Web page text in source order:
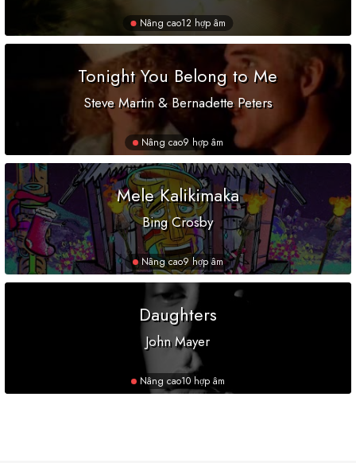
Nâng cao12 hợp âm
Tonight You Belong to Me
Steve Martin & Bernadette Peters
Nâng cao9 hợp âm
Mele Kalikimaka
Bing Crosby
Nâng cao9 hợp âm
Daughters
John Mayer
Nâng cao10 hợp âm